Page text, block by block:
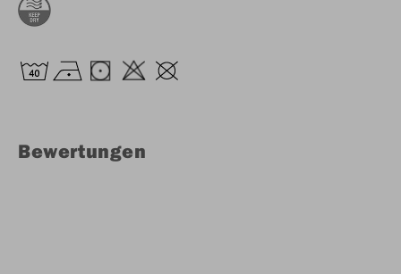
Bewertungen